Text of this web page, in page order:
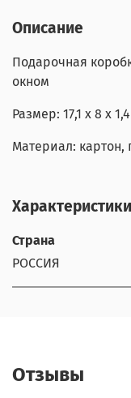
Описание
Подарочная
окном
Размер: 17,1 х 8 х
Материал: картон,
Характеристики
Страна
РОССИЯ
Отзывы